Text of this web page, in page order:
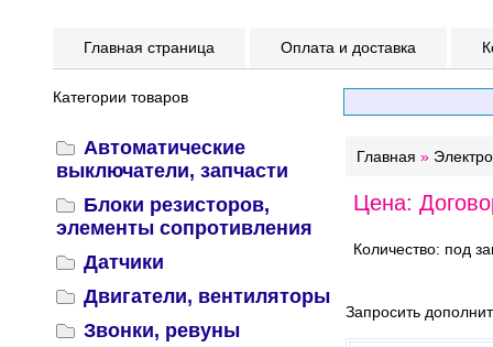
Главная страница Оплата и доставка
Категории товаров
Автоматические
выключатели, запчасти
Блоки резисторов,
элементы сопротивления
Датчики
Двигатели, вентиляторы
Звонки, ревуны
Главная »
Цена:
Количество: под
Запросить